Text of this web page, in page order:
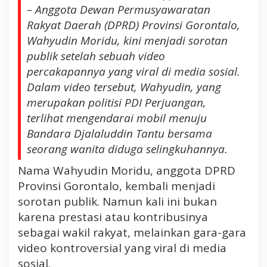
y
u
d
i
n
M
o
r
i
d
u
i
P
e
i
k
s
– Anggota Dewan Permusyawaratan
Rakyat Daerah (DPRD) Provinsi Gorontalo,
Wahyudin Moridu, kini menjadi sorotan
publik setelah sebuah video
percakapannya yang viral di media sosial.
Dalam video tersebut, Wahyudin, yang
merupakan politisi PDI Perjuangan,
terlihat mengendarai mobil menuju
Bandara Djalaluddin Tantu bersama
seorang wanita diduga selingkuhannya.
Nama Wahyudin Moridu, anggota DPRD
Provinsi Gorontalo, kembali menjadi
sorotan publik. Namun kali ini bukan
karena prestasi atau kontribusinya
sebagai wakil rakyat, melainkan gara-gara
video kontroversial yang viral di media
sosial.